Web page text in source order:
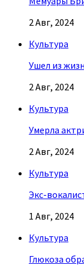
2 Авг, 2024
Культура
Ушел из
2 Авг, 2024
Культура
Умерла
2 Авг, 2024
Культура
Экс-
1 Авг, 2024
Культура
Глюкоза